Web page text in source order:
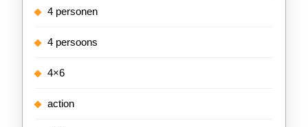
4 personen
4 persoons
4×6
action